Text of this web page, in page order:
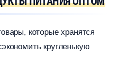
которые хранятся
кругленькую